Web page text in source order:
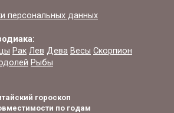
персональных данных
Рак Лев Дева Весы Скорпион
Рыбы
гороскоп
по годам